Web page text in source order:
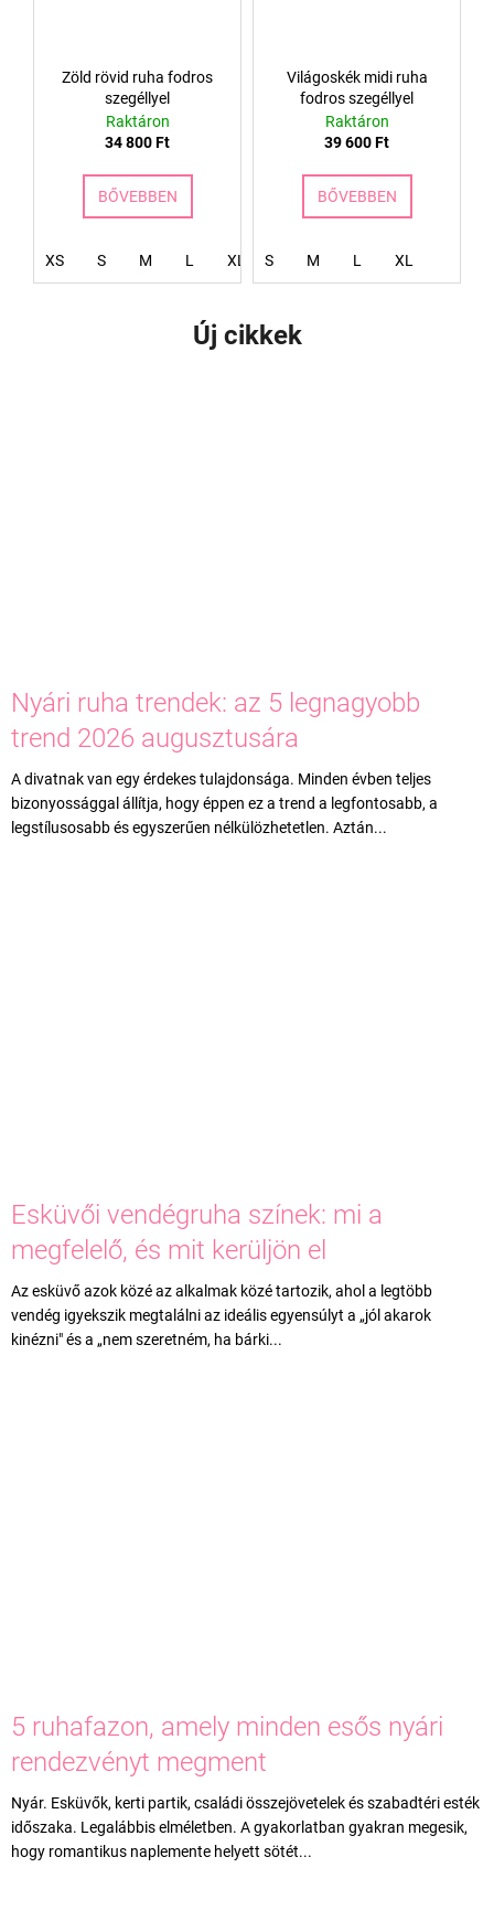
Zöld rövid ruha fodros
szegéllyel
Raktáron
34 800 Ft
BŐVEBBEN
XS S M L XL
Világoskék midi ruha
fodros szegéllyel
Raktáron
39 600 Ft
BŐVEBBEN
S M L XL
Új cikkek
Nyári ruha trendek: az 5 legnagyobb
trend 2026 augusztusára
A divatnak van egy érdekes tulajdonsága. Minden évben teljes
bizonyossággal állítja, hogy éppen ez a trend a legfontosabb, a
legstílusosabb és egyszerűen nélkülözhetetlen. Aztán...
Esküvői vendégruha színek: mi a
megfelelő, és mit kerüljön el
Az esküvő azok közé az alkalmak közé tartozik, ahol a legtöbb
vendég igyekszik megtalálni az ideális egyensúlyt a „jól akarok
kinézni" és a „nem szeretném, ha bárki...
5 ruhafazon, amely minden esős nyári
rendezvényt megment
Nyár. Esküvők, kerti partik, családi összejövetelek és szabadtéri esték
időszaka. Legalábbis elméletben. A gyakorlatban gyakran megesik,
hogy romantikus naplemente helyett sötét...